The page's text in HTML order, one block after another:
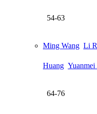
54-63
Ming Wang Li
Huang Yuanmei
64-76